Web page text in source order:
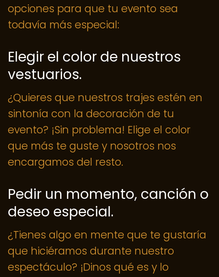
opciones para que tu evento sea
todavía más especial:
Elegir el color de nuestros
vestuarios.
¿Quieres que nuestros trajes estén en
sintonía con la decoración de tu
evento? ¡Sin problema! Elige el color
que más te guste y nosotros nos
encargamos del resto.
Pedir un momento, canción o
deseo especial.
¿Tienes algo en mente que te gustaría
que hiciéramos durante nuestro
espectáculo? ¡Dinos qué es y lo